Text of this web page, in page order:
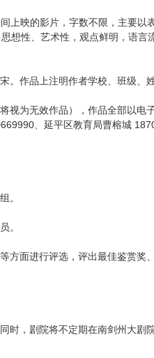
映的影片，字数不限，主要以
想性、艺术性，观点鲜明，语
作品上注明作者学校、班级、姓
为无效作品），作品全部以电
、延平区教育局曹榕城
。
。
面进行评选，评出最佳鉴赏奖、
，剧院将不定期在南剑州大剧